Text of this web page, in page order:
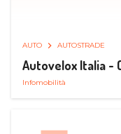
AUTO AUTOSTRADE
Autovelox Italia -
Infomobilità